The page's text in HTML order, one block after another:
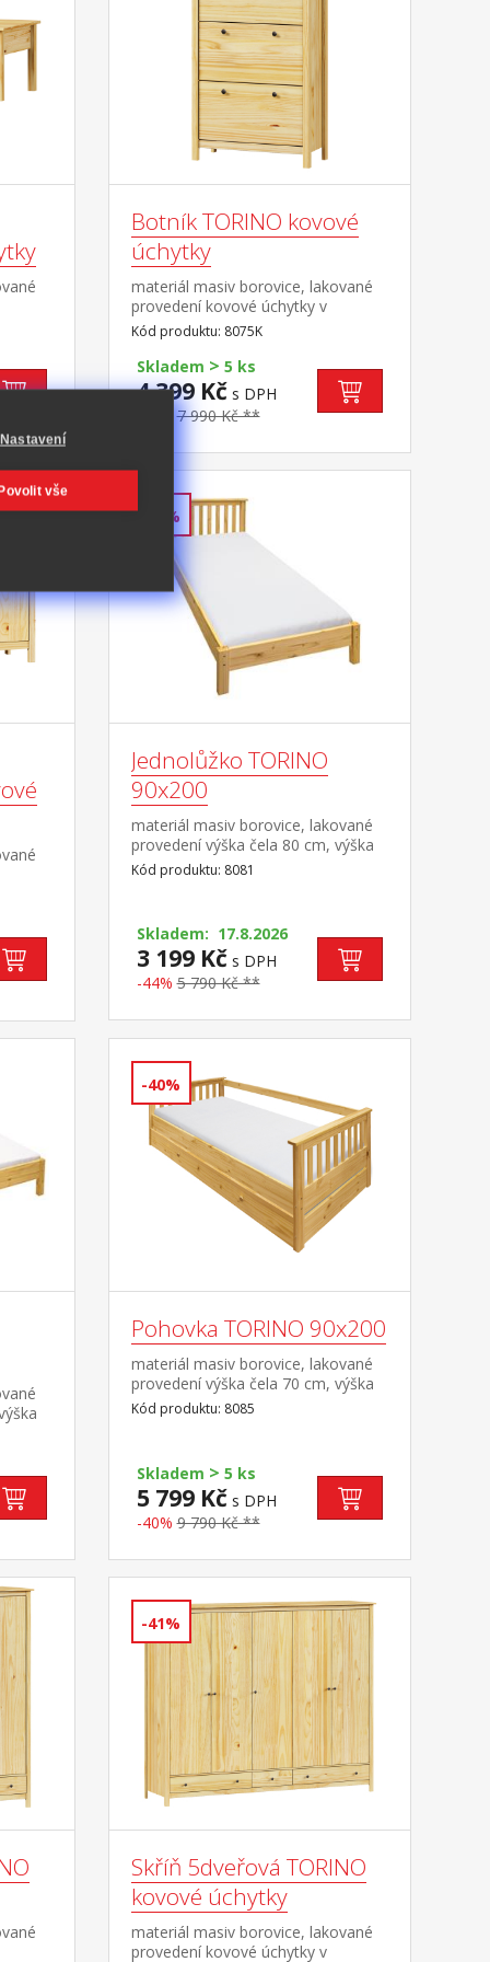
Botník TORINO kovové
úchytky
materiál masiv borovice, lakované
provedení kovové úchytky v
barevném provedení černěná
mosaz 3 dvouřadé výklopy
Kód produktu: 8075K
Skladem > 5 ks
4 399 Kč s DPH
7 990 Kč **
-44%
Jednolůžko TORINO
90x200
materiál masiv borovice, lakované
provedení výška čela 80 cm, výška
sedu 38 cm, cena bez roštu a
matrace minimální doporučená
rozměr matrace 90 × 200 cm a rošt
R1 doporučená nosnost do 120 kg
Kód produktu: 8081
Skladem: 17.8.2026
3 199 Kč s DPH
-44% 5 790 Kč **
nebo
-40%
Pohovka TORINO 90x200
materiál masiv borovice, lakované
provedení výška čela 70 cm, výška
sedu 42 cm, cena bez roštu a
matrace minimální doporučená
rozměr matrace 90 × 200 cm a rošt
R1 k pohovce možno dokoupit
výsuvnou přistýlku TORINO 8086
nebo 8086K
Kód produktu: 8085
Skladem > 5 ks
5 799 Kč s DPH
-40% 9 790 Kč **
-41%
Skříň 5dveřová TORINO
kovové úchytky
materiál masiv borovice, lakované
provedení kovové úchytky v
Nastavení
vše